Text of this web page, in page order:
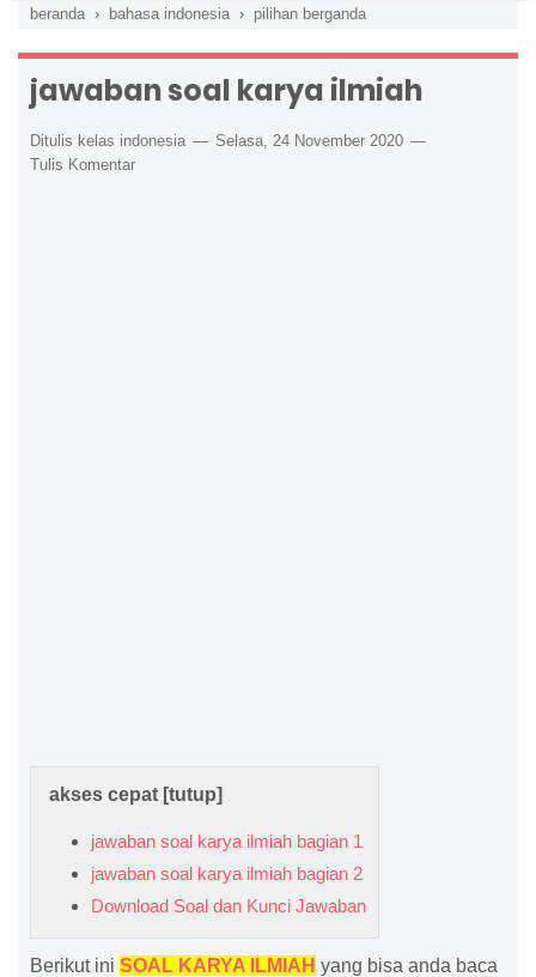
beranda › bahasa indonesia › pilihan berganda
jawaban soal karya ilmiah
Ditulis kelas indonesia
Selasa, 24 November 2020
Tulis Komentar
akses cepat [tutup]
jawaban soal karya ilmiah bagian 1
jawaban soal karya ilmiah bagian 2
Download Soal dan Kunci Jawaban
Berikut ini SOAL KARYA ILMIAH yang bisa anda baca